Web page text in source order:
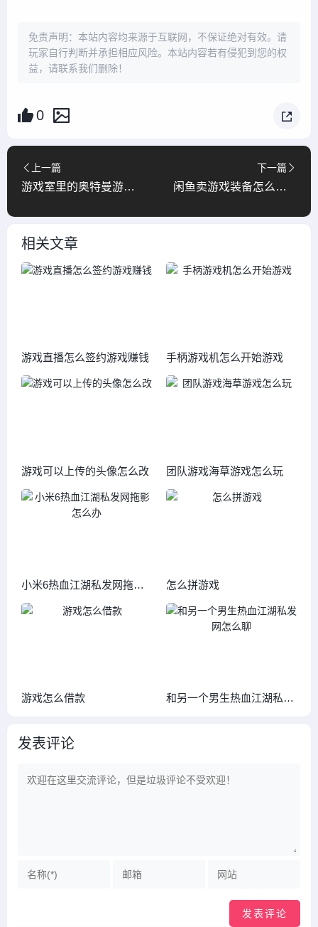
免责声明：本站内容均来源于互联网，不保证绝对有效。请
玩家自行判断并承担相应风险。本站内容若有侵犯到您的权
益，请联系我们删除！
0
上一篇
游戏室里的奥特曼游戏怎么玩
下一篇
闲鱼卖游戏装备怎么样交税
相关文章
游戏直播怎么签约游戏赚钱 手柄游戏机怎么开始游戏
游戏可以上传的头像怎么改 团队游戏海草游戏怎么玩
小米6热血江湖私发网拖影
怎么办
怎么拼游戏
游戏怎么借款
和另一个男生热血江湖私发
发表评论